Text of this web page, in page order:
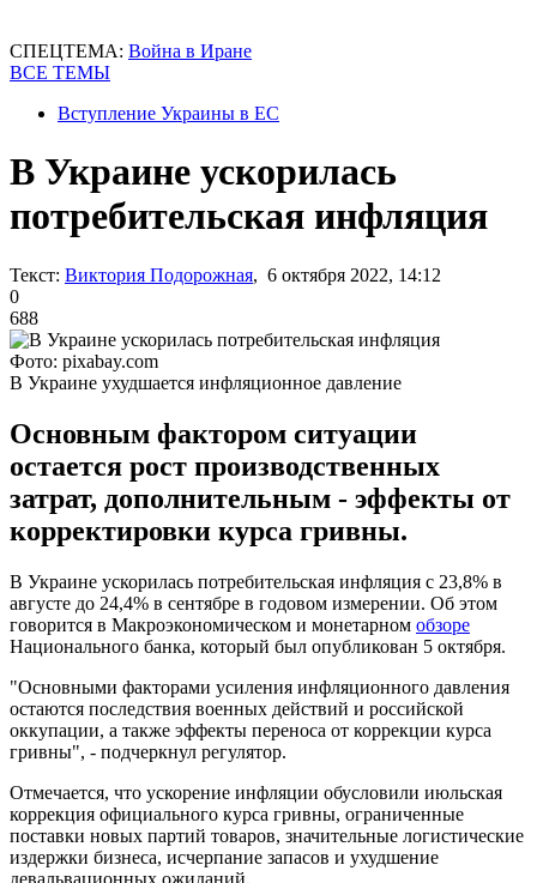
СПЕЦТЕМА: Война в Иране
ВСЕ ТЕМЫ
Вступление Украины в ЕС
В Украине ускорилась
потребительская инфляция
Текст: Виктория Подорожная, 6 октября 2022, 14:12
0
688
Фото: pixabay.com
В Украине ухудшается инфляционное давление
Основным фактором ситуации
остается рост производственных
затрат, дополнительным - эффекты от
корректировки курса гривны.
В Украине ускорилась потребительская инфляция с 23,8% в
августе до 24,4% в сентябре в годовом измерении. Об этом
говорится в Макроэкономическом и монетарном обзоре
Национального банка, который был опубликован 5 октября.
"Основными факторами усиления инфляционного давления
остаются последствия военных действий и российской
оккупации, а также эффекты переноса от коррекции курса
гривны", - подчеркнул регулятор.
Отмечается, что ускорение инфляции обусловили июльская
коррекция официального курса гривны, ограниченные
поставки новых партий товаров, значительные логистические
издержки бизнеса, исчерпание запасов и ухудшение
девальвационных ожиданий.